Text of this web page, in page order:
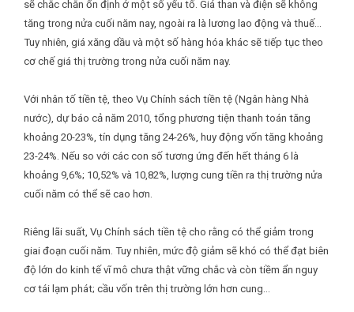
sẽ chắc chắn ổn định ở một số yếu tố. Giá than và điện sẽ không
tăng trong nửa cuối năm nay, ngoài ra là lương lao động và thuế…
Tuy nhiên, giá xăng dầu và một số hàng hóa khác sẽ tiếp tục theo
cơ chế giá thị trường trong nửa cuối năm nay.
Với nhân tố tiền tệ, theo Vụ Chính sách tiền tệ (Ngân hàng Nhà
nước), dự báo cả năm 2010, tổng phương tiện thanh toán tăng
khoảng 20-23%, tín dụng tăng 24-26%, huy động vốn tăng khoảng
23-24%. Nếu so với các con số tương ứng đến hết tháng 6 là
khoảng 9,6%; 10,52% và 10,82%, lượng cung tiền ra thị trường nửa
cuối năm có thể sẽ cao hơn.
Riêng lãi suất, Vụ Chính sách tiền tệ cho rằng có thể giảm trong
giai đoạn cuối năm. Tuy nhiên, mức độ giảm sẽ khó có thể đạt biên
độ lớn do kinh tế vĩ mô chưa thật vững chắc và còn tiềm ẩn nguy
cơ tái lạm phát; cầu vốn trên thị trường lớn hơn cung…